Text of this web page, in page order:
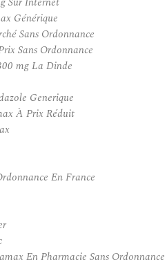
Générique
Sans Ordonnance
Sans Ordonnance
mg La Dinde
Generique
À Prix Réduit
En France